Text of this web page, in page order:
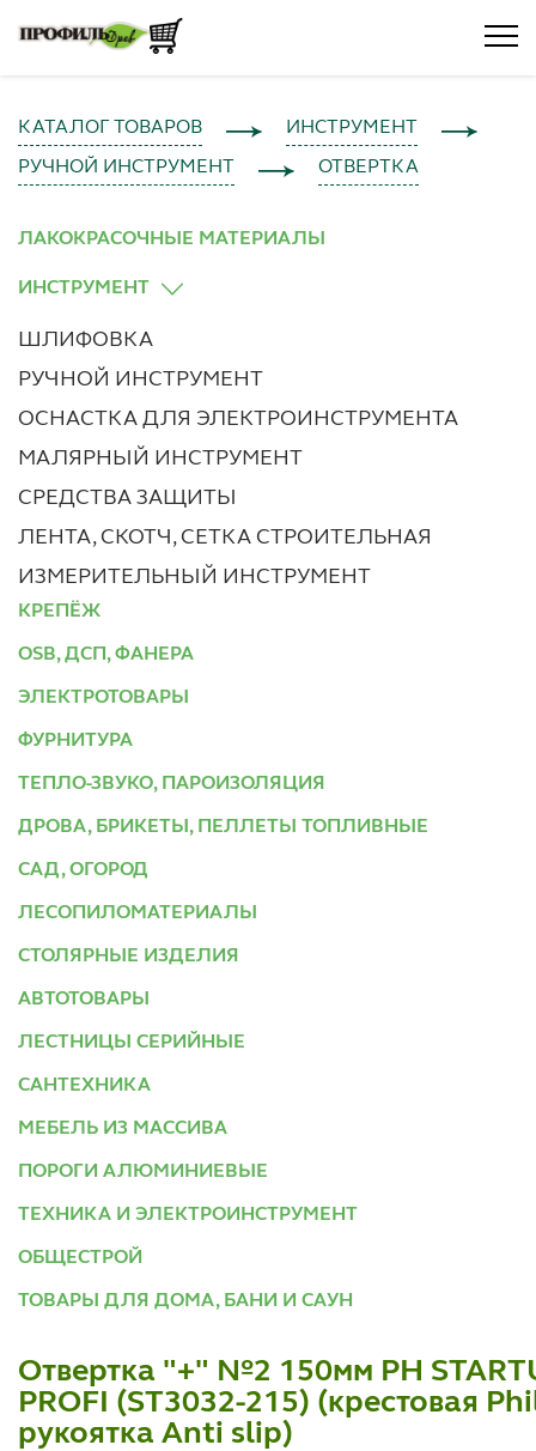
КАТАЛОГ ТОВАРОВ ИНСТРУМЕНТ
РУЧНОЙ ИНСТРУМЕНТ ОТВЕРТКА
ЛАКОКРАСОЧНЫЕ МАТЕРИАЛЫ
ИНСТРУМЕНТ
ШЛИФОВКА
РУЧНОЙ ИНСТРУМЕНТ
ОСНАСТКА ДЛЯ ЭЛЕКТРОИНСТРУМЕНТА
МАЛЯРНЫЙ ИНСТРУМЕНТ
СРЕДСТВА ЗАЩИТЫ
ЛЕНТА, СКОТЧ, СЕТКА СТРОИТЕЛЬНАЯ
ИЗМЕРИТЕЛЬНЫЙ ИНСТРУМЕНТ
КРЕПЁЖ
OSB, ДСП, ФАНЕРА
ЭЛЕКТРОТОВАРЫ
ФУРНИТУРА
ТЕПЛО-ЗВУКО, ПАРОИЗОЛЯЦИЯ
ДРОВА, БРИКЕТЫ, ПЕЛЛЕТЫ ТОПЛИВНЫЕ
САД, ОГОРОД
ЛЕСОПИЛОМАТЕРИАЛЫ
СТОЛЯРНЫЕ ИЗДЕЛИЯ
АВТОТОВАРЫ
ЛЕСТНИЦЫ СЕРИЙНЫЕ
САНТЕХНИКА
МЕБЕЛЬ ИЗ МАССИВА
ПОРОГИ АЛЮМИНИЕВЫЕ
ТЕХНИКА И ЭЛЕКТРОИНСТРУМЕНТ
ОБЩЕСТРОЙ
ТОВАРЫ ДЛЯ ДОМА, БАНИ И САУН
Отвертка "+" №2 150мм PH
PROFI (ST3032-215) (крестовая
рукоятка Anti slip)